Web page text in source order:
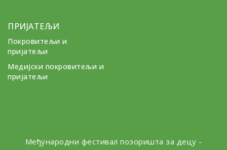
ПРИЈАТЕЉИ
Покровитељи и
пријатељи
Медијски покровитељи и
пријатељи
Међународни фестивал позоришта за децу -